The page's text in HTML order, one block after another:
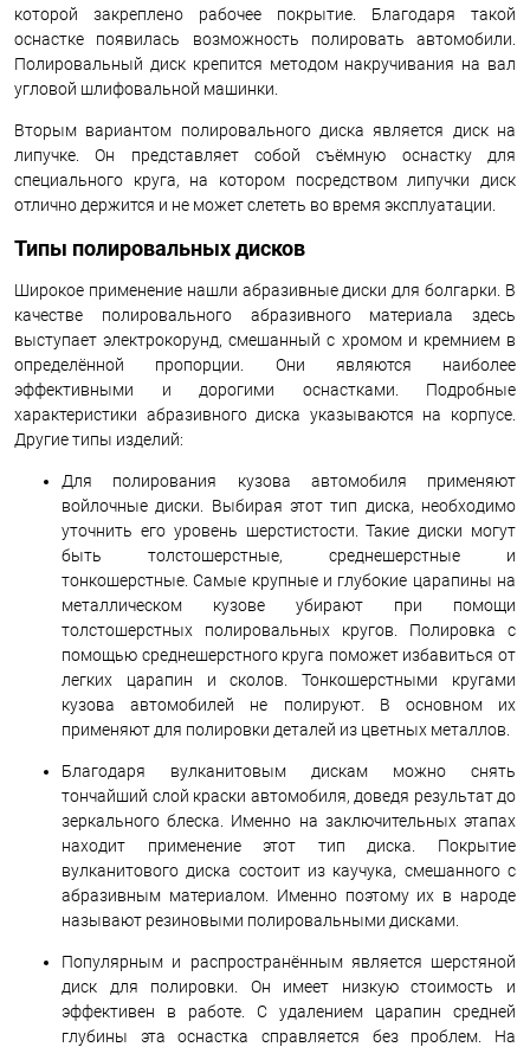
которой закреплено рабочее покрытие. Благодаря такой
оснастке появилась возможность полировать автомобили.
Полировальный диск крепится методом накручивания на вал
угловой шлифовальной машинки.
Вторым вариантом полировального диска является диск на
липучке. Он представляет собой съёмную оснастку для
специального круга, на котором посредством липучки диск
отлично держится и не может слететь во время эксплуатации.
Типы полировальных дисков
Широкое применение нашли абразивные диски для болгарки. В
качестве полировального абразивного материала здесь
выступает электрокорунд, смешанный с хромом и кремнием в
определённой пропорции. Они являются наиболее
эффективными и дорогими оснастками. Подробные
характеристики абразивного диска указываются на корпусе.
Другие типы изделий:
Для полирования кузова автомобиля применяют
войлочные диски. Выбирая этот тип диска, необходимо
уточнить его уровень шерстистости. Такие диски могут
быть толстошерстные, среднешерстные и
тонкошерстные. Самые крупные и глубокие царапины на
металлическом кузове убирают при помощи
толстошерстных полировальных кругов. Полировка с
помощью среднешерстного круга поможет избавиться от
легких царапин и сколов. Тонкошерстными кругами
кузова автомобилей не полируют. В основном их
применяют для полировки деталей из цветных металлов.
Благодаря вулканитовым дискам можно снять
тончайший слой краски автомобиля, доведя результат до
зеркального блеска. Именно на заключительных этапах
находит применение этот тип диска. Покрытие
вулканитового диска состоит из каучука, смешанного с
абразивным материалом. Именно поэтому их в народе
называют резиновыми полировальными дисками.
Популярным и распространённым является шерстяной
диск для полировки. Он имеет низкую стоимость и
эффективен в работе. С удалением царапин средней
глубины эта оснастка справляется без проблем. На